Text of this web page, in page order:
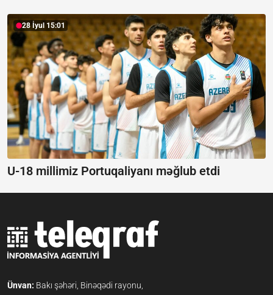
28 İyul 15:01
U-18 millimiz Portuqaliyanı məğlub etdi
Ünvan: Bakı şəhəri, Binəqədi rayonu,